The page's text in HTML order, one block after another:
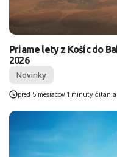
Priame lety z Košíc do
2026
Novinky
pred 5 mesiacov 1 minúty čítania